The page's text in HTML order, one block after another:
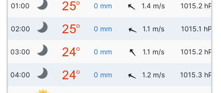
01:00 0 mm 1.4 m/s 1015.2 hPa
02:00 0 mm 1.1 m/s 1015.1 hPa
03:00 0 mm 1.1 m/s 1015.2 hPa
04:00 0 mm 1.2 m/s 1015.3 hPa